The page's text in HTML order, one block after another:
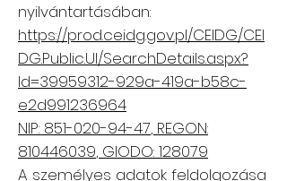
nyilvántartásában:
https://prod.ceidg.gov.pl/CEIDG/CEI
DG.Public.UI/SearchDetails.aspx?
Id=39959312-929a-419a-b58c-
e2d991236964
NIP: 851-020-94-47, REGON:
810446039, GIODO: 128079
A személyes adatok feldolgozása